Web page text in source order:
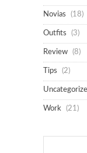
Novias (18)
Outfits (3)
Review (8)
Tips (2)
Work (21)